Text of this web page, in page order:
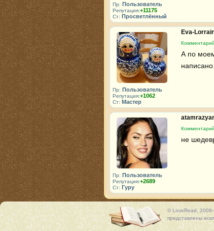
Пр: Пользователь
Репутация:+11175
Ст: Просветлённый
Пр: Пользователь
Репутация:+1062
Ст: Мастер
Eva-
А по
Пр: Пользователь
Репутация:+2689
Ст: Гуру
не
© LoveRead,
представлены